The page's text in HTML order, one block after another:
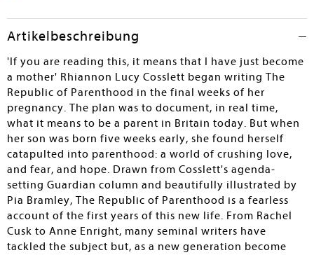
Artikelbeschreibung
'If you are reading this, it means that I have just become
a mother' Rhiannon Lucy Cosslett began writing The
Republic of Parenthood in the final weeks of her
pregnancy. The plan was to document, in real time,
what it means to be a parent in Britain today. But when
her son was born five weeks early, she found herself
catapulted into parenthood: a world of crushing love,
and fear, and hope. Drawn from Cosslett's agenda-
setting Guardian column and beautifully illustrated by
Pia Bramley, The Republic of Parenthood is a fearless
account of the first years of this new life. From Rachel
Cusk to Anne Enright, many seminal writers have
tackled the subject but, as a new generation become